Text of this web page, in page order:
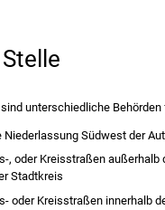
unterschiedliche
Niederlassung Südwest der
, oder Kreisstraßen
Stadtkreis
oder Kreisstraßen innerhalb